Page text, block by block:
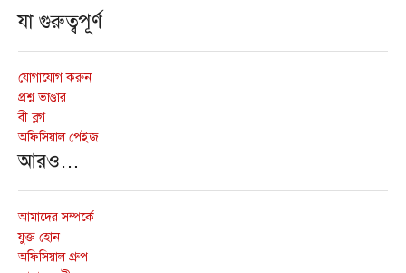
যা গুরুত্বপূর্ণ
যোগাযোগ করুন
প্রশ্ন ভাণ্ডার
বী ব্লগ
অফিসিয়াল পেইজ
আরও…
আমাদের সম্পর্কে
যুক্ত হোন
অফিসিয়াল গ্রুপ